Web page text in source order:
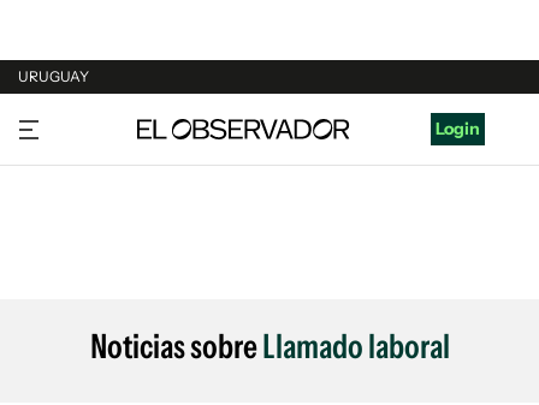
URUGUAY
URUGUAY
ARGENTINA
Login
Noticias sobreLlamado laboral